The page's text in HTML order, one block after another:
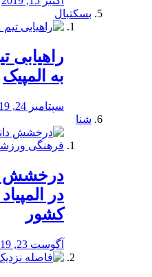
بسکتبال
راهیابی
به المپیک
سپتامبر 24, 2019
شنا
درخشش
در
کشور
آگوست 23, 2019